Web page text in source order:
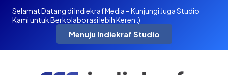
Selamat Datang di Indiekraf Media – Kunjungi Juga Studio
Kami untuk Berkolaborasi lebih Keren :)
Menuju Indiekraf Studio